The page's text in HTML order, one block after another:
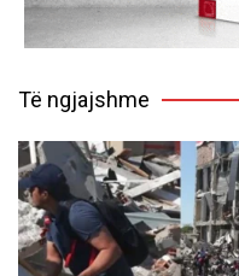
Të ngjajshme